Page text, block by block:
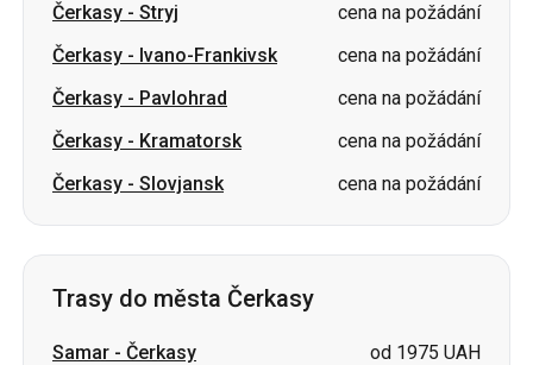
Čerkasy - Stryj
cena na požádání
Čerkasy - Ivano-Frankivsk
cena na požádání
Čerkasy - Pavlohrad
cena na požádání
Čerkasy - Kramatorsk
cena na požádání
Čerkasy - Slovjansk cena na požádání
Trasy do města Čerkasy
Samar - Čerkasy
od 1975 UAH